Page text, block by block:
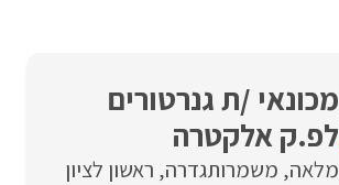
מכונאי /ת גנרטורים
לפ.ק אלקטרה
מלאה משמרותגדרה ראשון לציון